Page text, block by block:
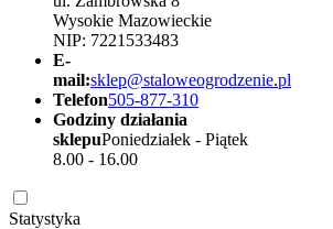
Wysokie Mazowieckie
NIP: 7221533483
E-
mail:sklep@staloweogrodzenie.pl
Telefon505-877-310
Godziny działania
sklepuPoniedziałek - Piątek
8.00 - 16.00
Statystyka